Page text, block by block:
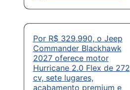
Por R$ 329.990, o Jeep
Commander Blackhawk
2027 oferece motor
Hurricane 2.0 Flex de 272
cv, sete lugares,
acabamento premium e